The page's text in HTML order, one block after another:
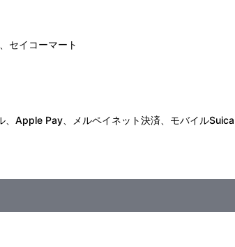
セイコーマート
Apple Pay、メルペイネット決済、モバイルSuica